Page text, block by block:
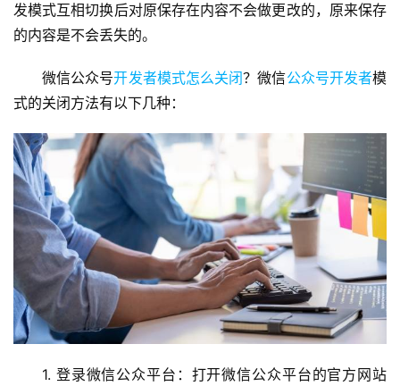
发模式互相切换后对原保存在内容不会做更改的，原来保存
的内容是不会丢失的。
微信公众号开发者模式怎么关闭？微信公众号开发者模
式的关闭方法有以下几种：
1. 登录微信公众平台：打开微信公众平台的官方网站